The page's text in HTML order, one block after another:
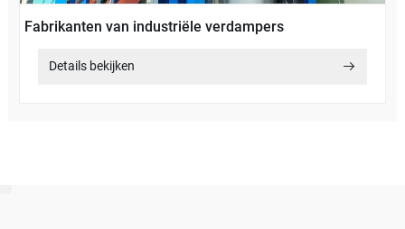
Fabrikanten van industriële verdampers
Details bekijken